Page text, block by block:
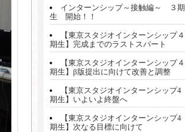
インターンシップ～接触編～ ３期
生 開始！！
【東京スタジオインターンシップ４
期生】完成までのラストスパート
【東京スタジオインターンシップ４
期生】β版提出に向けて改善と調整
【東京スタジオインターンシップ4
期生】いよいよ終盤へ
【東京スタジオインターンシップ4
期生】次なる目標に向けて